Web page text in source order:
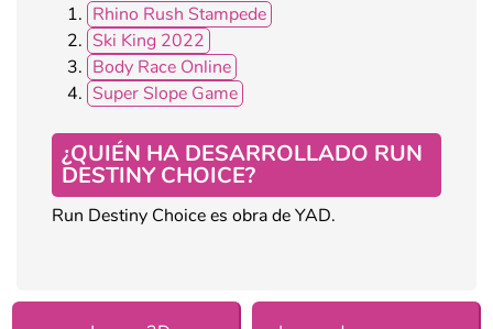
Rhino Rush Stampede
Ski King 2022
Body Race Online
Super Slope Game
¿QUIÉN HA DESARROLLADO RUN
DESTINY CHOICE?
Run Destiny Choice es obra de YAD.